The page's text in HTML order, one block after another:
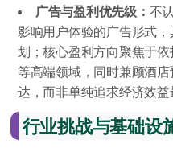
广告与盈利优先级： 不
影响用户体验的广告形式
划；核心盈利方向聚焦于
等高端领域，同时兼顾酒
达，而非单纯追求经济效益
行业挑战与基础设